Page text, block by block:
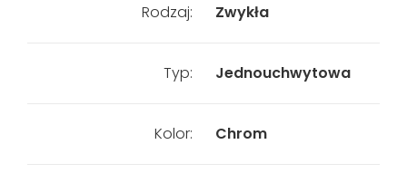
Rodzaj: Zwykła
Typ: Jednouchwytowa
Kolor: Chrom